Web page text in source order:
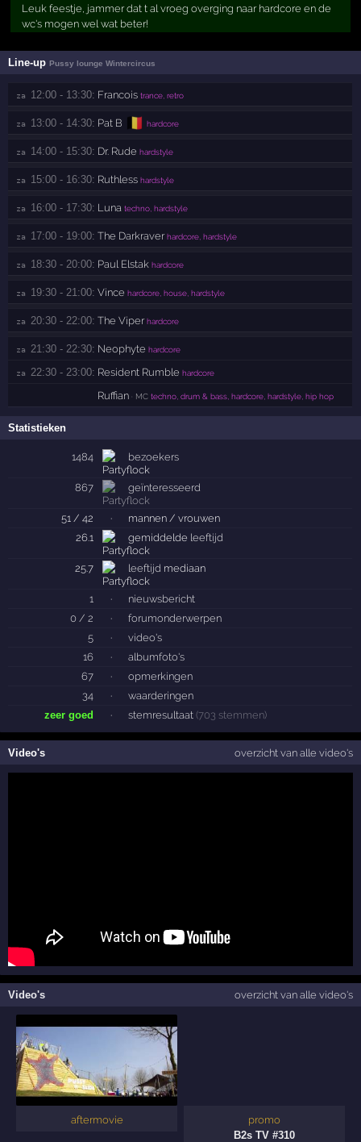
Leuk feestje, jammer dat t al vroeg overging naar hardcore en de
wc's mogen wel wat beter!
Line-upPussy lounge Wintercircus
za 12:00 - 13:30: Francois trance, retro
za 13:00 - 14:30: Pat B 🇧🇪 hardcore
za 14:00 - 15:30: Dr. Rude hardstyle
za 15:00 - 16:30: Ruthless hardstyle
za 16:00 - 17:30: Luna techno, hardstyle
za 17:00 - 19:00: The Darkraver hardcore, hardstyle
za 18:30 - 20:00: Paul Elstak hardcore
za 19:30 - 21:00: Vince hardcore, house, hardstyle
za 20:30 - 22:00: The Viper hardcore
za 21:30 - 22:30: Neophyte hardcore
za 22:30 - 23:00: Resident Rumble hardcore
Ruffian · MC techno, drum & bass, hardcore, hardstyle, hip hop
Statistieken
1484 bezoekers
867 geïnteresseerd
51 / 42 ·
mannen / vrouwen
26.1
gemiddelde leeftijd
25.7 leeftijd mediaan
1 ·
nieuwsbericht
0 / 2
·
forumonderwerpen
5
·
video's
16
·
albumfoto's
67
·
opmerkingen
34
·
waarderingen
zeer goed
· stemresultaat (703 stemmen)
Video's overzicht van alle video's
Video's overzicht van alle video's
aftermovie
promo
B2s TV #310